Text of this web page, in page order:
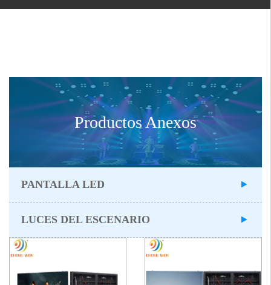
Productos Anexos
PANTALLA LED
LUCES DEL ESCENARIO